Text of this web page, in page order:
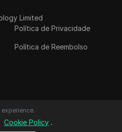
Limited
Política de Privacidade
Política de Reembolso
Cookie Policy .